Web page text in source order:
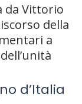
da Vittorio
della
a
d’Italia